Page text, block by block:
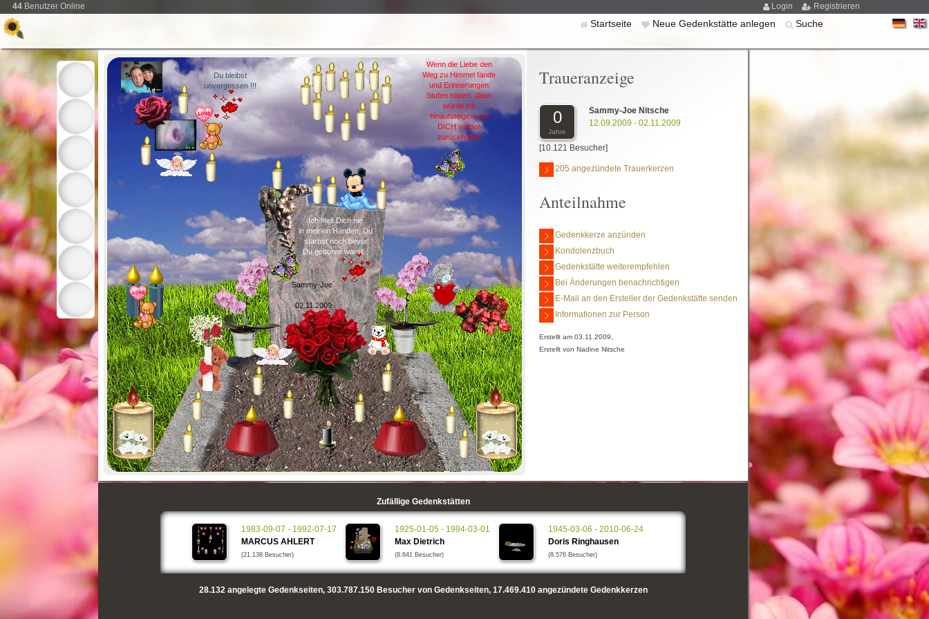
44 Benutzer Online Login Registrieren
Startseite Neue Gedenkstätte anlegen Suche
Sammy-Joe´
02.11.2009
Ich hielt Dich nie
in meinen Händen, Du
starbst noch bevor
Du geboren warst...
Du bleibst
unvergessen !!!
Wenn die Liebe den
Weg zu Himmel fände
und Erinnerungen
Stufen hätten, dann
würde ich
hinaufsteigen und
DICH wieder
zurückholen!
Traueranzeige
0
Jahre
Sammy-Joe Nitsche
12.09.2009 - 02.11.2009
[10.121 Besucher]
205 angezündete Trauerkerzen
Anteilnahme
Gedenkkerze anzünden
Kondolenzbuch
Gedenkstätte weiterempfehlen
Bei Änderungen benachrichtigen
E-Mail an den Ersteller der Gedenkstätte senden
Informationen zur Person
Erstellt am 03.11.2009,
Erstellt von Nadine Nitsche
Zufällige Gedenkstätten
1983-09-07 - 1992-07-17
MARCUS AHLERT
(21.138 Besucher)
1925-01-05 - 1994-03-01
Max Dietrich
(8.641 Besucher)
1945-03-06 - 2010-06-24
Doris Ringhausen
(8.576 Besucher)
28.132angelegte Gedenkseiten, 303.787.150Besucher von Gedenkseiten, 17.469.410angezündete Gedenkkerzen